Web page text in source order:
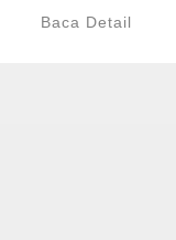
Baca Detail